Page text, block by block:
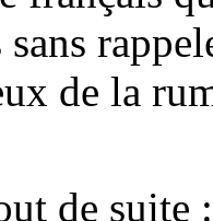
sans
de la
de suite